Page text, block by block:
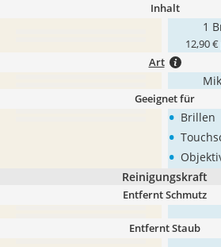
Inhalt
1
12,90
Art
Geeignet für
• Brillen
•
•
Reinigungskraft
Entfernt Schmutz
Entfernt Staub